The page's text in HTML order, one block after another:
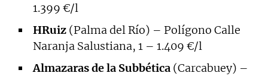
1.399 €/l
HRuiz (Palma del Río) – Polígono Calle
Naranja Salustiana, 1 – 1.409 €/l
Almazaras de la Subbética (Carcabuey) –